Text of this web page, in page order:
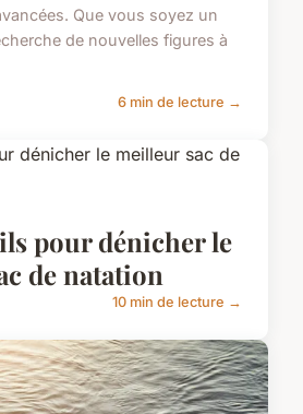
Que vous soyez un
de nouvelles figures à
6 min de lecture →
pour dénicher le
de natation
10 min de lecture →